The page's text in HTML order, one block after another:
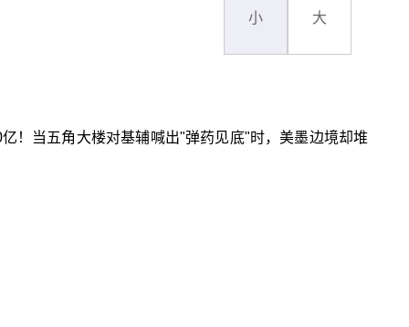
小 大
！当五角大楼对基辅喊出"弹药见底"时，美墨边境却堆